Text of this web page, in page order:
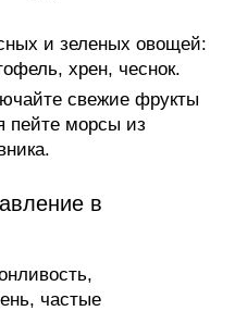
и зеленых овощей:
хрен, чеснок.
свежие фрукты
пейте морсы из
в
частые